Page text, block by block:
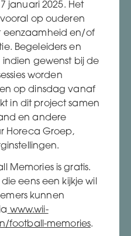
januari 2025. Het
op ouderen
eenzaamheid en/of
Begeleiders en
gewenst bij de
worden
op dinsdag vanaf
in dit project samen
en andere
Horeca Groep,
Memories is gratis.
eens een kijkje wil
kunnen
www.wii-
football-memories.